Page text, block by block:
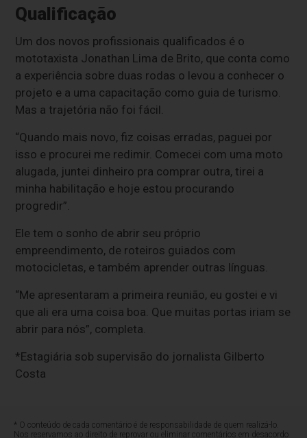
Qualificação
Um dos novos profissionais qualificados é o
mototaxista Jonathan Lima de Brito, que conta como
a experiência sobre duas rodas o levou a conhecer o
projeto e a uma capacitação como guia de turismo.
Mas a trajetória não foi fácil.
“Quando mais novo, fiz coisas erradas, paguei por
isso e procurei me redimir. Comecei com uma moto
alugada, juntei dinheiro pra comprar outra, tirei a
minha habilitação e hoje estou procurando
progredir”.
Ele tem o sonho de abrir seu próprio
empreendimento, de roteiros guiados com
motocicletas, e também aprender outras línguas.
“Me apresentaram a primeira reunião, eu gostei e vi
que ali era uma coisa boa. Que muitas portas iriam se
abrir para nós”, completa.
*Estagiária sob supervisão do jornalista Gilberto
Costa
* O conteúdo de cada comentário é de responsabilidade de quem realizá-lo.
Nos reservamos ao direito de reprovar ou eliminar comentários em desacordo